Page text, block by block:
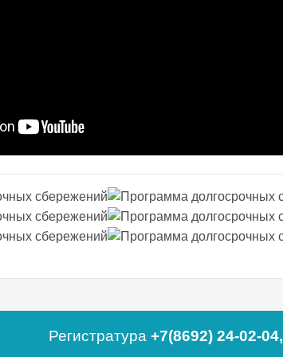
Регистратура +7(8692) 24-02-04,